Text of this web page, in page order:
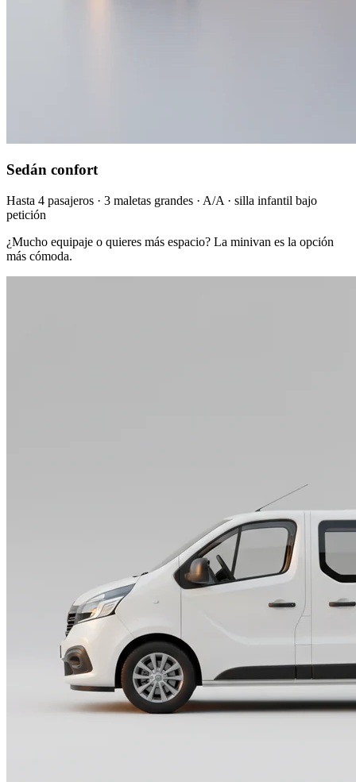
Sedán confort
Hasta 4 pasajeros · 3 maletas grandes · A/A · silla infantil bajo
petición
¿Mucho equipaje o quieres más espacio? La minivan es la opción
más cómoda.